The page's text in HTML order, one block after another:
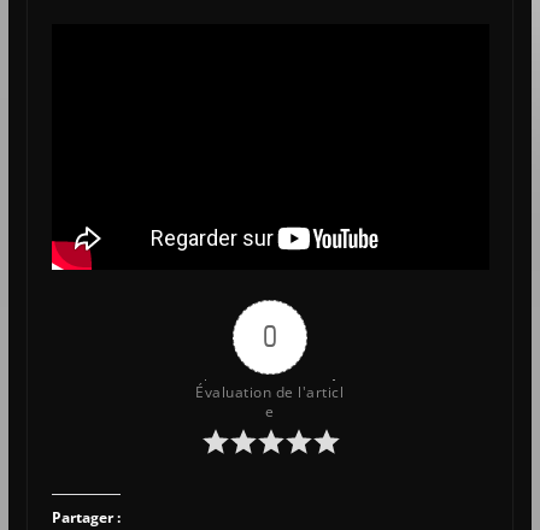
0
Évaluation de l'articl
e
Partager :